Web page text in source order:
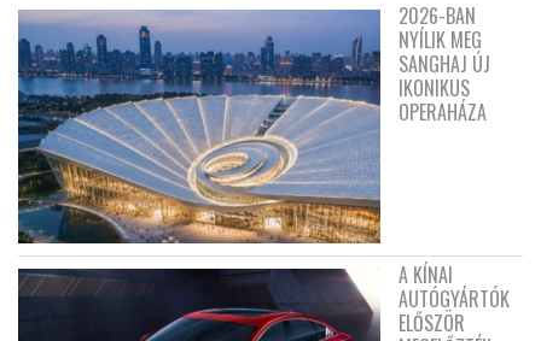
2026-BAN
NYÍLIK MEG
SANGHAJ ÚJ
IKONIKUS
OPERAHÁZA
A KÍNAI
AUTÓGYÁRTÓK
ELŐSZÖR